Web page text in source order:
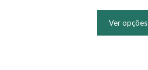
Ver opções